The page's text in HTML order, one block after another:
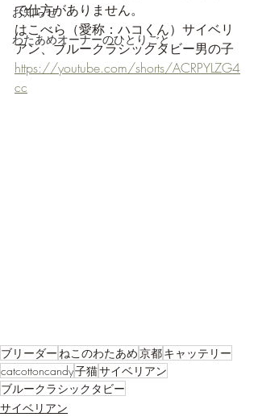
お知らせ
わたあめオーナーのひとりごと
で仕方がありません。
はこべら（愛称：ハコくん）サイベリ
アン、ブルークラシックタビー男の子
https://youtube.com/shorts/ACRPYLZG4
cc
ブリーダーねこのわたあめ京都キャッテリー
catcottoncandy子猫サイベリアン
ブルークラシックタビー
サイベリアン